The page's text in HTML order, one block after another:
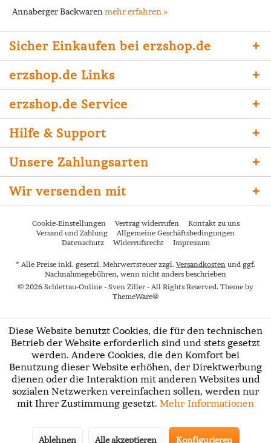
Annaberger Backwarenmehr erfahren »
Sicher Einkaufen bei erzshop.de
erzshop.de Links
erzshop.de Service
Hilfe & Support
Unsere Zahlungsarten
Wir versenden mit
Cookie-Einstellungen Vertrag widerrufen
Kontakt zu uns
Versand und Zahlung
Allgemeine Geschäftsbedingungen
Datenschutz
Widerrufsrecht Impressum
* Alle Preise inkl. gesetzl. Mehrwertsteuer zzgl. Versandkosten und ggf.
Nachnahmegebühren, wenn nicht anders beschrieben
© 2026 Schlettau-Online - Sven Ziller - All Rights Reserved. Theme by
ThemeWare®
Diese Website benutzt Cookies, die für den technischen
Betrieb der Website erforderlich sind und stets gesetzt
werden. Andere Cookies, die den Komfort bei
Benutzung dieser Website erhöhen, der Direktwerbung
dienen oder die Interaktion mit anderen Websites und
sozialen Netzwerken vereinfachen sollen, werden nur
mit Ihrer Zustimmung gesetzt. Mehr Informationen
Ablehnen Alle akzeptieren Konfigurieren